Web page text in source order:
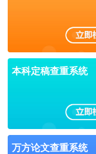
本科定稿查重系统
万方论文查重系统